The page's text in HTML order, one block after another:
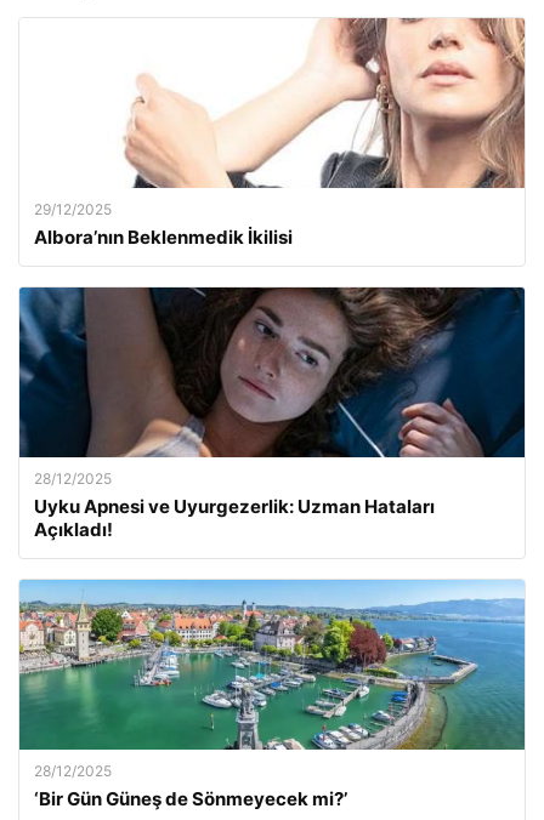
29/12/2025
Albora’nın Beklenmedik İkilisi
28/12/2025
Uyku Apnesi ve Uyurgezerlik: Uzman Hataları
Açıkladı!
28/12/2025
‘Bir Gün Güneş de Sönmeyecek mi?’